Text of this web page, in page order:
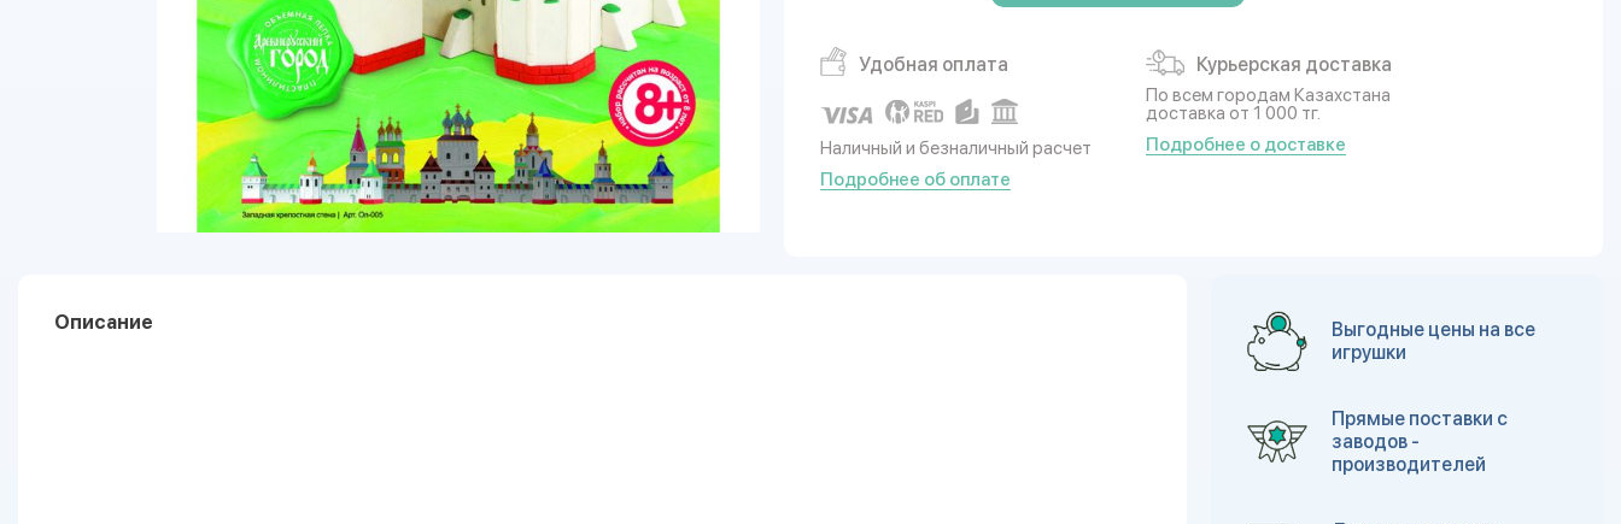
Удобная оплата
Наличный и безналичный расчет
Подробнее об оплате
Курьерская доставка
По всем городам Казахстана
доставка от 1 000 тг.
Подробнее о доставке
Описание
Выгодные цены на все
игрушки
Прямые поставки с
заводов -
производителей